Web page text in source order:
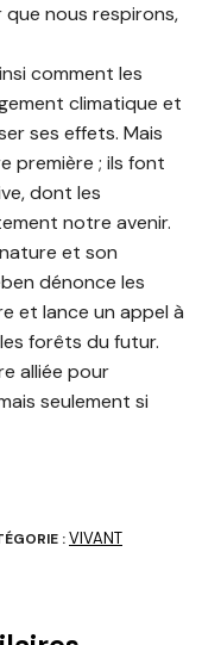
que nous respirons,
comment les
climatique et
ses effets. Mais
première ; ils font
dont les
notre avenir.
et son
dénonce les
et lance un appel à
forêts du futur.
alliée pour
seulement si
:VIVANT